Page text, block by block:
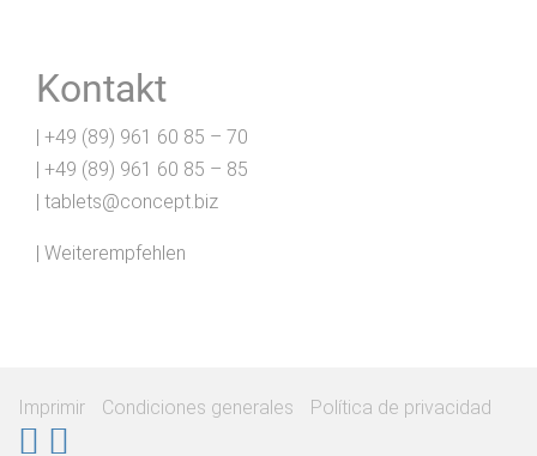
Kontakt
| +49 (89) 961 60 85 – 70
| +49 (89) 961 60 85 – 85
| tablets@concept.biz
| Weiterempfehlen
Imprimir Condiciones generales Política de privacidad